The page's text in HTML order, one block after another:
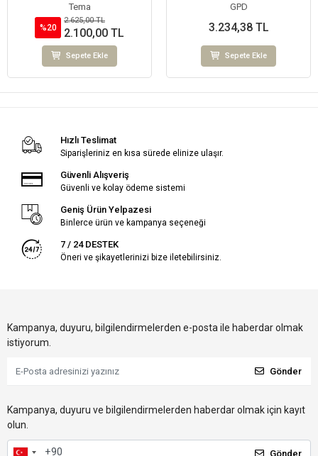
Tema
%20
2.625,00 TL
2.100,00 TL
Sepete Ekle
GPD
3.234,38 TL
Sepete Ekle
Hızlı Teslimat
Siparişleriniz en kısa sürede elinize ulaşır.
Güvenli Alışveriş
Güvenli ve kolay ödeme sistemi
Geniş Ürün Yelpazesi
Binlerce ürün ve kampanya seçeneği
7 / 24 DESTEK
Öneri ve şikayetlerinizi bize iletebilirsiniz.
Kampanya, duyuru, bilgilendirmelerden e-posta ile haberdar olmak
istiyorum.
Gönder
Kampanya, duyuru ve bilgilendirmelerden haberdar olmak için kayıt
olun.
Gönder